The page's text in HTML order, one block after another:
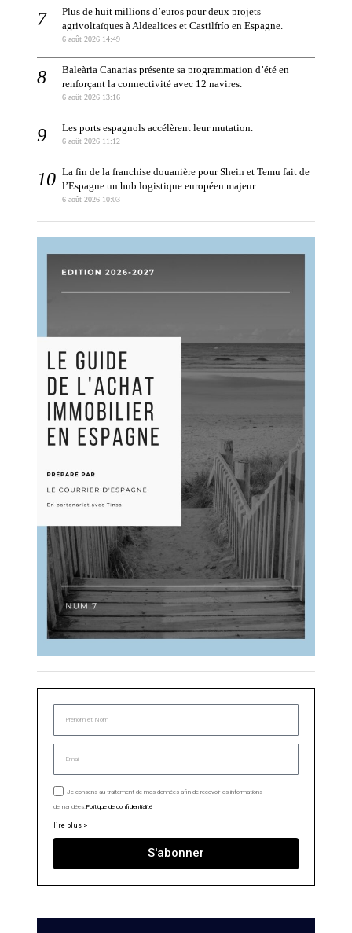
Plus de huit millions d’euros pour deux projets
agrivoltaïques à Aldealices et Castilfrío en Espagne.
6 août 2026 14:49
Baleària Canarias présente sa programmation d’été en
renforçant la connectivité avec 12 navires.
6 août 2026 13:16
Les ports espagnols accélèrent leur mutation.
6 août 2026 11:12
La fin de la franchise douanière pour Shein et Temu fait de
l’Espagne un hub logistique européen majeur.
6 août 2026 10:03
Je consens au traitement de mes données afin de recevoir les informations
demandées. Politique de confidentialité
lire plus >
S'abonner